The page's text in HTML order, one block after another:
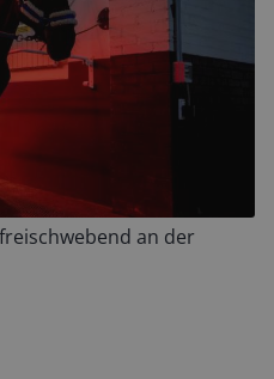
an der